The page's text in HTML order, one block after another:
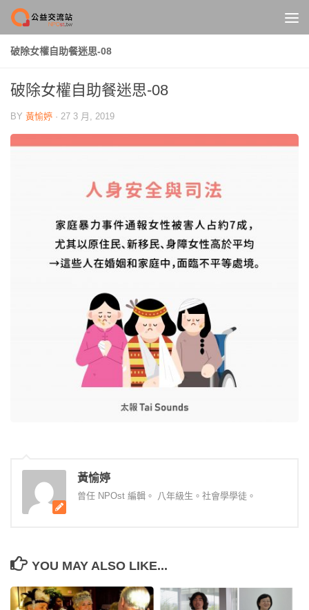
Skip to content
破除女權自助餐迷思-08
破除女權自助餐迷思-08
BY 黃愉婷 · 27 3 月, 2019
黃愉婷
曾任 NPOst 編輯。 八年級生。社會學學徒。
YOU MAY ALSO LIKE...